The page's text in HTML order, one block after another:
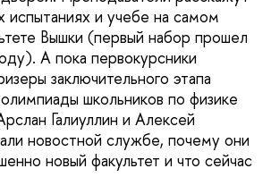
испытаниях и учебе на самом
Вышки (первый набор прошел
А пока первокурсники
заключительного этапа
школьников по физике
Галиуллин и Алексей
новостной службе, почему они
новый факультет и что сейчас